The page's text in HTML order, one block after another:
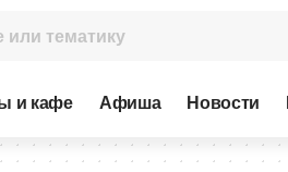
и кафе Афиша Новости